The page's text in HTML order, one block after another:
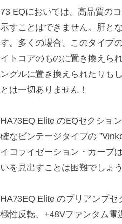
73 EQにおいては、高品質の
示すことはできません。肝と
す。多くの場合、このタイプ
イトコアのものに置き換えら
ングルに置き換えられたりも
とは一切ありません！
HA73EQ Elite のEQセクショ
確なビンテージタイプの
イコライゼーション・カーブ
いを見出すことは困難でしょう
HA73EQ Elite のプリアンプセ
極性反転、+48Vファンタム電